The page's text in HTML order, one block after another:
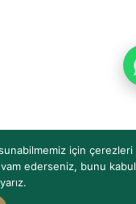
için çerezleri
ederseniz, bunu kabul